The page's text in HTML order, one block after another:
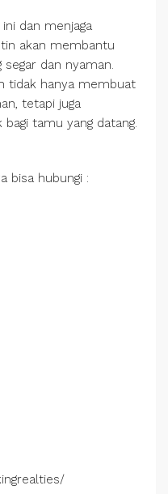
dan menjaga
akan membantu
segar dan nyaman.
tidak hanya membuat
tetapi juga
tamu yang datang.
bisa hubungi :